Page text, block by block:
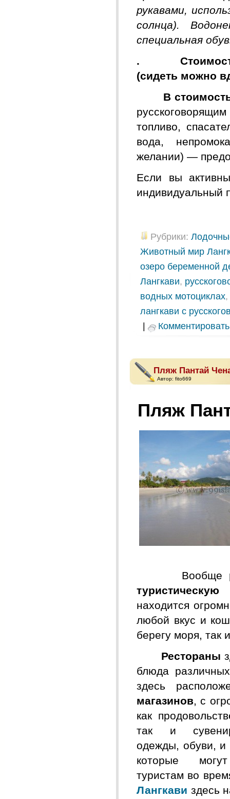
рукавами,
солнца).
специальная
. Стоимость
(сидеть можно
В
топливо,
вода,
желании) —
Если вы
индивидуальный
Рубрики:
Животный мир
озеро беременной
Лангкави,
водных мотоциклах,
лангкави с
Комментировать
Пляж Пантай
Автор: fito669
Пляж
Вообще
туристическую
находится
любой вкус и
берегу моря, так
Рестораны
блюда
здесь
магазинов, с
как
так и
одежды, обуви, и
которые
туристам во
Лангкави здесь